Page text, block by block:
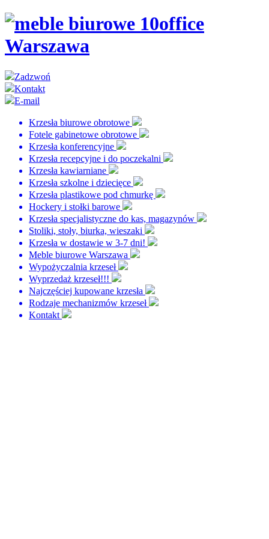
Zadzwoń
Kontakt
E-mail
Krzesła biurowe obrotowe
Fotele gabinetowe obrotowe
Krzesła konferencyjne
Krzesła recepcyjne i do poczekalni
Krzesła kawiarniane
Krzesła szkolne i dziecięce
Krzesła plastikowe pod chmurkę
Hockery i stołki barowe
Krzesła specjalistyczne do kas, magazynów
Stoliki, stoły, biurka, wieszaki
Krzesła w dostawie w 3-7 dni!
Meble biurowe Warszawa
Wypożyczalnia krzeseł
Wyprzedaż krzeseł!!!
Najczęściej kupowane krzesła
Rodzaje mechanizmów krzeseł
Kontakt